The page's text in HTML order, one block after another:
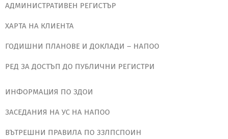
АДМИНИСТРАТИВЕН РЕГИСТЪР
ХАРТА НА КЛИЕНТА
ГОДИШНИ ПЛАНОВЕ И ДОКЛАДИ – НАПОО
РЕД ЗА ДОСТЪП ДО ПУБЛИЧНИ РЕГИСТРИ
ИНФОРМАЦИЯ ПО ЗДОИ
ЗАСЕДАНИЯ НА УС НА НАПОО
ВЪТРЕШНИ ПРАВИЛА ПО ЗЗЛПСПОИН